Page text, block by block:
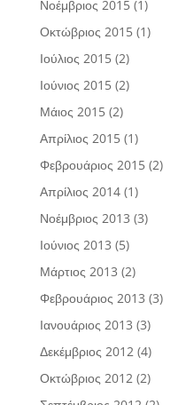
Νοέμβριος 2015(1)
Οκτώβριος 2015(1)
Ιούλιος 2015(2)
Ιούνιος 2015(2)
Μάιος 2015(2)
Απρίλιος 2015(1)
Φεβρουάριος 2015(2)
Απρίλιος 2014(1)
Νοέμβριος 2013 (3)
Ιούνιος 2013 (5)
Μάρτιος 2013 (2)
Φεβρουάριος 2013 (3)
Ιανουάριος 2013 (3)
Δεκέμβριος 2012(4)
Οκτώβριος 2012(2)